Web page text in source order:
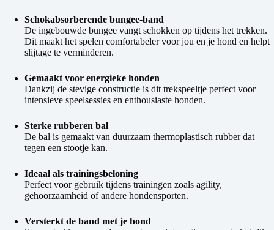
Schokabsorberende bungee-band
De ingebouwde bungee vangt schokken op tijdens het trekken.
Dit maakt het spelen comfortabeler voor jou en je hond en helpt
slijtage te verminderen.
Gemaakt voor energieke honden
Dankzij de stevige constructie is dit trekspeeltje perfect voor
intensieve speelsessies en enthousiaste honden.
Sterke rubberen bal
De bal is gemaakt van duurzaam thermoplastisch rubber dat
tegen een stootje kan.
Ideaal als trainingsbeloning
Perfect voor gebruik tijdens trainingen zoals agility,
gehoorzaamheid of andere hondensporten.
Versterkt de band met je hond